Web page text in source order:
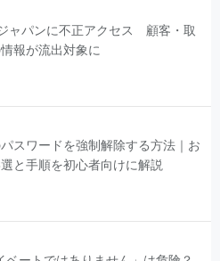
ャパンに不正アクセス 顧客・取
報が流出対象に
スワードを強制解除する方法｜お
と手順を初心者向けに解説